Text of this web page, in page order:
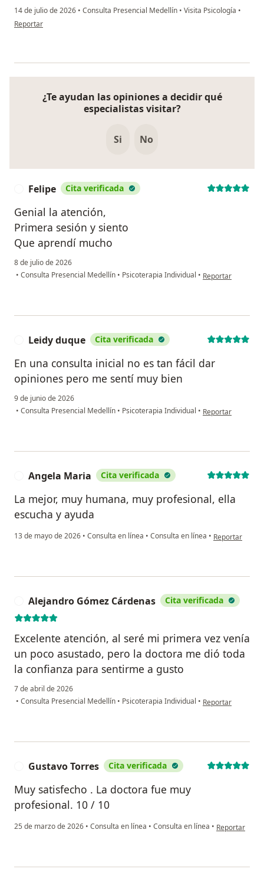
14 de julio de 2026 • Consulta Presencial Medellín • Visita Psicología •
en opinión del usuario Julian ortega
Reportar
¿Te ayudan las opiniones a decidir qué
especialistas visitar?
Si No
Felipe Cita verificada
Genial la atención,
Primera sesión y siento
Que aprendí mucho
8 de julio de 2026
• Consulta Presencial Medellín • Psicoterapia Individual • en opinión del
Reportar
Leidy duque Cita verificada
En una consulta inicial no es tan fácil dar
opiniones pero me sentí muy bien
9 de junio de 2026
• Consulta Presencial Medellín • Psicoterapia Individual • en opinión del
Reportar
Angela Maria Cita verificada
La mejor, muy humana, muy profesional, ella
escucha y ayuda
13 de mayo de 2026 • Consulta en línea • Consulta en línea • en opinión del
Reportar
Alejandro Gómez Cárdenas Cita verificada
Excelente atención, al seré mi primera vez venía
un poco asustado, pero la doctora me dió toda
la confianza para sentirme a gusto
7 de abril de 2026
• Consulta Presencial Medellín • Psicoterapia Individual • en opinión del
Reportar
Gustavo Torres Cita verificada
Muy satisfecho . La doctora fue muy
profesional. 10 / 10
25 de marzo de 2026 • Consulta en línea • Consulta en línea • en opinión
Reportar